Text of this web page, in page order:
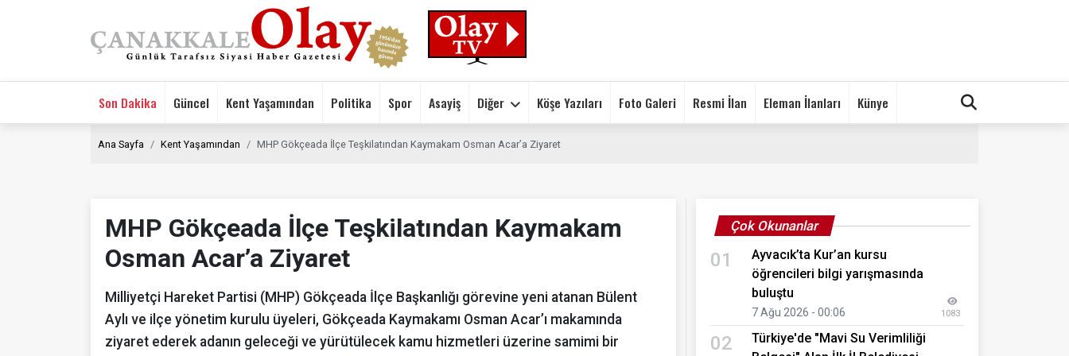
Son Dakika Güncel Kent Yaşamından Politika Spor Asayiş Diğer Köşe Yazıları Foto Galeri Resmi İlan Eleman İlanları Künye
Ana Sayfa Kent Yaşamından MHP Gökçeada İlçe Teşkilatından Kaymakam Osman Acar’a Ziyaret
MHP Gökçeada İlçe Teşkilatından Kaymakam
Osman Acar’a Ziyaret
Milliyetçi Hareket Partisi (MHP) Gökçeada İlçe Başkanlığı görevine yeni atanan Bülent
Aylı ve ilçe yönetim kurulu üyeleri, Gökçeada Kaymakamı Osman Acar’ı makamında
ziyaret ederek adanın geleceği ve yürütülecek kamu hizmetleri üzerine samimi bir
Çok Okunanlar
01
Ayvacık’ta Kur’an kursu
öğrencileri bilgi yarışmasında
buluştu
7 Ağu 2026 - 00:06 1083
02
Türkiye'de "Mavi Su Verimliliği